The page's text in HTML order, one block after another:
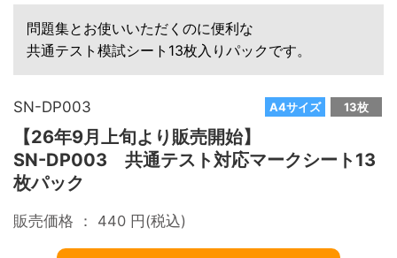
問題集とお使いいただくのに便利な
共通テスト模試シート13枚入りパックです。
A4サイズ 13枚
SN-DP003
【26年9月上旬より販売開始】
SN-DP003 共通テスト対応マークシート13
枚パック
販売価格 ： 440 円(税込)